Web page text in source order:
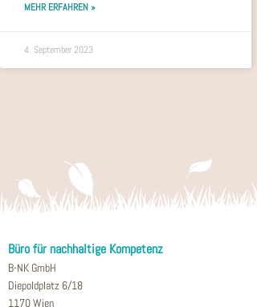
MEHR ERFAHREN »
4. September 2023
Büro für nachhaltige Kompetenz
B-NK GmbH
Diepoldplatz 6/18
1170 Wien